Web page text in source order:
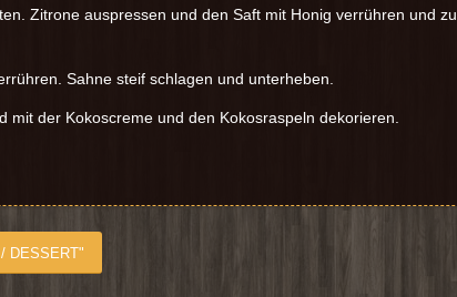
Zitrone auspressen und den Saft mit Honig verrühren und zu
Sahne steif schlagen und unterheben.
mit der Kokoscreme und den Kokosraspeln dekorieren.
DESSERT"